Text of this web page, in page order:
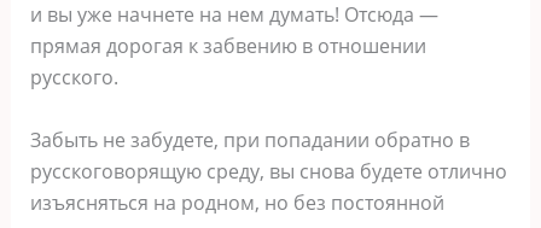
и вы уже начнете на нем думать! Отсюда —
прямая дорогая к забвению в отношении
русского.
Забыть не забудете, при попадании обратно в
русскоговорящую среду, вы снова будете отлично
изъясняться на родном, но без постоянной